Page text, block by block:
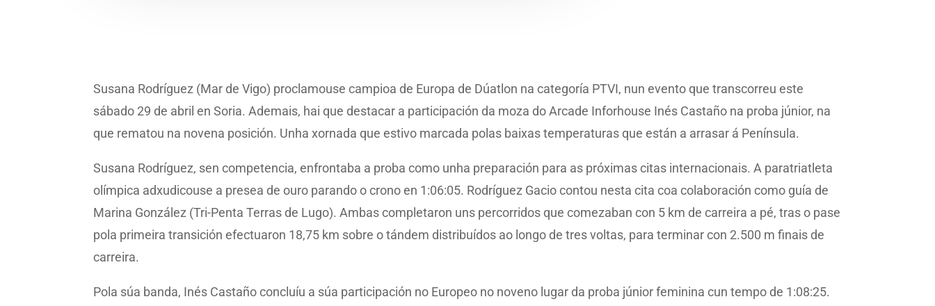
Susana Rodríguez (Mar de Vigo) proclamouse campioa de Europa de Dúatlon na categoría PTVI, nun evento que transcorreu este
sábado 29 de abril en Soria. Ademais, hai que destacar a participación da moza do Arcade Inforhouse Inés Castaño na proba júnior, na
que rematou na novena posición. Unha xornada que estivo marcada polas baixas temperaturas que están a arrasar á Península.
Susana Rodríguez, sen competencia, enfrontaba a proba como unha preparación para as próximas citas internacionais. A paratriatleta
olímpica adxudicouse a presea de ouro parando o crono en 1:06:05. Rodríguez Gacio contou nesta cita coa colaboración como guía de
Marina González (Tri-Penta Terras de Lugo). Ambas completaron uns percorridos que comezaban con 5 km de carreira a pé, tras o pase
pola primeira transición efectuaron 18,75 km sobre o tándem distribuídos ao longo de tres voltas, para terminar con 2.500 m finais de
carreira.
Pola súa banda, Inés Castaño concluíu a súa participación no Europeo no noveno lugar da proba júnior feminina cun tempo de 1:08:25.